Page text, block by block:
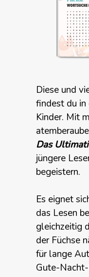
Diese und
findest du in
Kinder. Mit
Das
jüngere
begeistern.
Es eignet
das Lesen
gleichzeitig
der Füchse
für lange
Gute-